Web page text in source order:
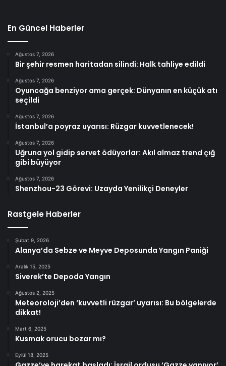
En Güncel Haberler
Ağustos 7, 2026
Bir şehir resmen haritadan silindi: Halk tahliye edildi
Ağustos 7, 2026
Oyuncağa benziyor ama gerçek: Dünyanın en küçük atı
seçildi
Ağustos 7, 2026
İstanbul’a poyraz uyarısı: Rüzgar kuvvetlenecek!
Ağustos 7, 2026
Uğruna yol gidip servet ödüyorlar: Akıl almaz trend çığ
gibi büyüyor
Ağustos 7, 2026
Shenzhou-23 Görevi: Uzayda Yenilikçi Deneyler
Rastgele Haberler
Şubat 9, 2026
Alanya’da Sebze ve Meyve Deposunda Yangın Paniği
Aralık 15, 2025
Siverek’te Depoda Yangın
Ağustos 2, 2025
Meteoroloji’den ‘kuvvetli rüzgar’ uyarısı: Bu bölgelerde
dikkat!
Mart 6, 2025
Kusmak orucu bozar mı?
Eylül 18, 2025